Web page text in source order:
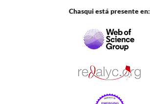
Chasqui está presente en: